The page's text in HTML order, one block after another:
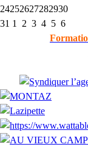
24252627282930
31 1 2 3 4 5 6